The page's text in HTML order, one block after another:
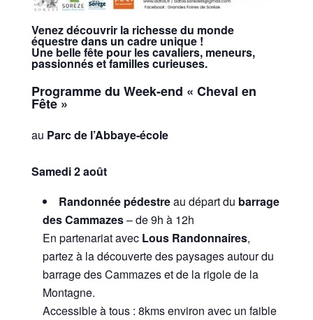
Venez découvrir la richesse du monde
équestre dans un cadre unique !
Une belle fête pour les cavaliers, meneurs,
passionnés et familles curieuses.
Programme du Week-end « Cheval en
Fête »
au Parc de l’Abbaye-école
Samedi 2 août
Randonnée pédestreau départ du barrage
des Cammazes– de 9h à 12h
En partenariat avec Lous Randonnaires,
partez à la découverte des paysages autour du
barrage des Cammazes et de la rigole de la
Montagne.
Accessible à tous : 8kms environ avec un faible